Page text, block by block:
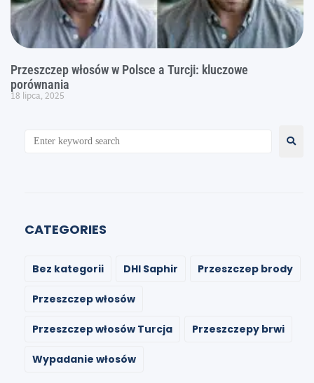
Przeszczep włosów w Polsce a Turcji: kluczowe
porównania
18 lipca, 2025
CATEGORIES
Bez kategorii DHI Saphir Przeszczep brody
Przeszczep włosów
Przeszczep włosów Turcja Przeszczepy brwi
Wypadanie włosów